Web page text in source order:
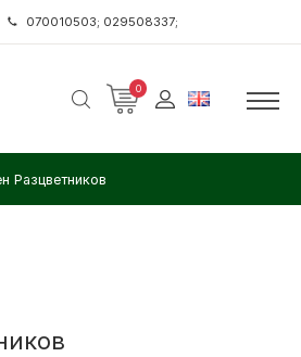
070010503; 029508337;
0
Разцветников